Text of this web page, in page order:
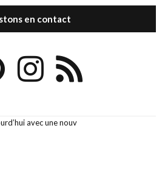
en contact
avec une nouv